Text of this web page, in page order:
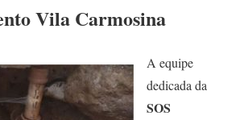
Vila Carmosina
A equipe
dedicada da
SOS